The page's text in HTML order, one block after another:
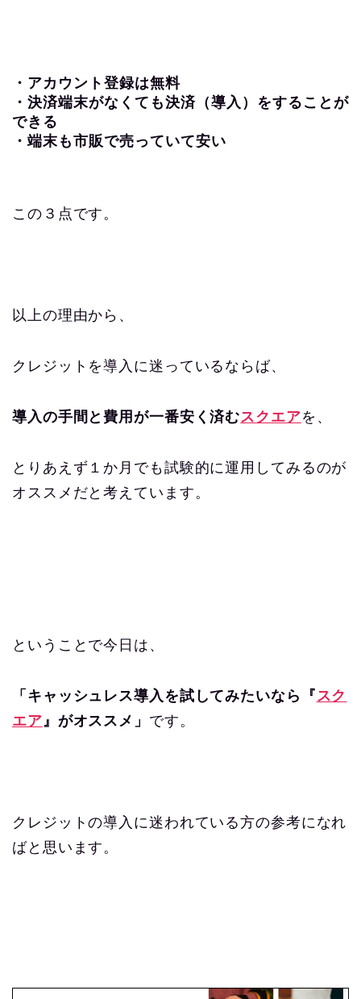
・アカウント登録は無料
・決済端末がなくても決済（導入）をすることが
できる
・端末も市販で売っていて安い
この３点です。
以上の理由から、
クレジットを導入に迷っているならば、
導入の手間と費用が一番安く済むスクエアを、
とりあえず１か月でも試験的に運用してみるのが
オススメだと考えています。
ということで今日は、
「キャッシュレス導入を試してみたいなら『スク
エア』がオススメ」 です。
クレジットの導入に迷われている方の参考になれ
ばと思います。